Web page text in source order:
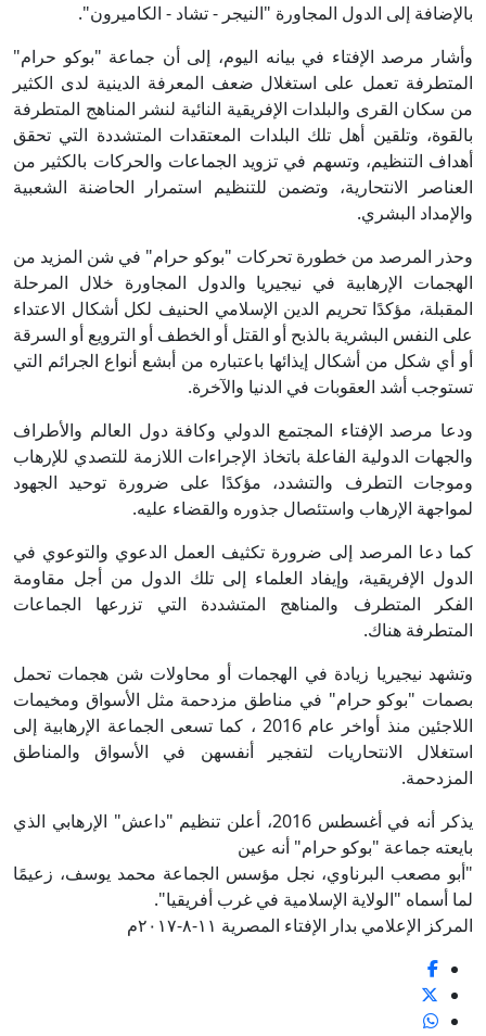
بالإضافة إلى الدول المجاورة "النيجر - تشاد - الكاميرون".
وأشار مرصد الإفتاء في بيانه اليوم، إلى أن جماعة "بوكو حرام"
المتطرفة تعمل على استغلال ضعف المعرفة الدينية لدى الكثير
من سكان القرى والبلدات الإفريقية النائية لنشر المناهج المتطرفة
بالقوة، وتلقين أهل تلك البلدات المعتقدات المتشددة التي تحقق
أهداف التنظيم، وتسهم في تزويد الجماعات والحركات بالكثير من
العناصر الانتحارية، وتضمن للتنظيم استمرار الحاضنة الشعبية
والإمداد البشري.
وحذر المرصد من خطورة تحركات "بوكو حرام" في شن المزيد من
الهجمات الإرهابية في نيجيريا والدول المجاورة خلال المرحلة
المقبلة، مؤكدًا تحريم الدين الإسلامي الحنيف لكل أشكال الاعتداء
على النفس البشرية بالذبح أو القتل أو الخطف أو الترويع أو السرقة
أو أي شكل من أشكال إيذائها باعتباره من أبشع أنواع الجرائم التي
تستوجب أشد العقوبات في الدنيا والآخرة.
ودعا مرصد الإفتاء المجتمع الدولي وكافة دول العالم والأطراف
والجهات الدولية الفاعلة باتخاذ الإجراءات اللازمة للتصدي للإرهاب
وموجات التطرف والتشدد، مؤكدًا على ضرورة توحيد الجهود
لمواجهة الإرهاب واستئصال جذوره والقضاء عليه.
كما دعا المرصد إلى ضرورة تكثيف العمل الدعوي والتوعوي في
الدول الإفريقية، وإيفاد العلماء إلى تلك الدول من أجل مقاومة
الفكر المتطرف والمناهج المتشددة التي تزرعها الجماعات
المتطرفة هناك.
وتشهد نيجيريا زيادة في الهجمات أو محاولات شن هجمات تحمل
بصمات "بوكو حرام" في مناطق مزدحمة مثل الأسواق ومخيمات
اللاجئين منذ أواخر عام 2016 ، كما تسعى الجماعة الإرهابية إلى
استغلال الانتحاريات لتفجير أنفسهن في الأسواق والمناطق
المزدحمة.
يذكر أنه في أغسطس 2016، أعلن تنظيم "داعش" الإرهابي الذي
بايعته جماعة "بوكو حرام" أنه عين
"أبو مصعب البرناوي، نجل مؤسس الجماعة محمد يوسف، زعيمًا
لما أسماه "الولاية الإسلامية في غرب أفريقيا".
المركز الإعلامي بدار الإفتاء المصرية ١١-٨-٢٠١٧م